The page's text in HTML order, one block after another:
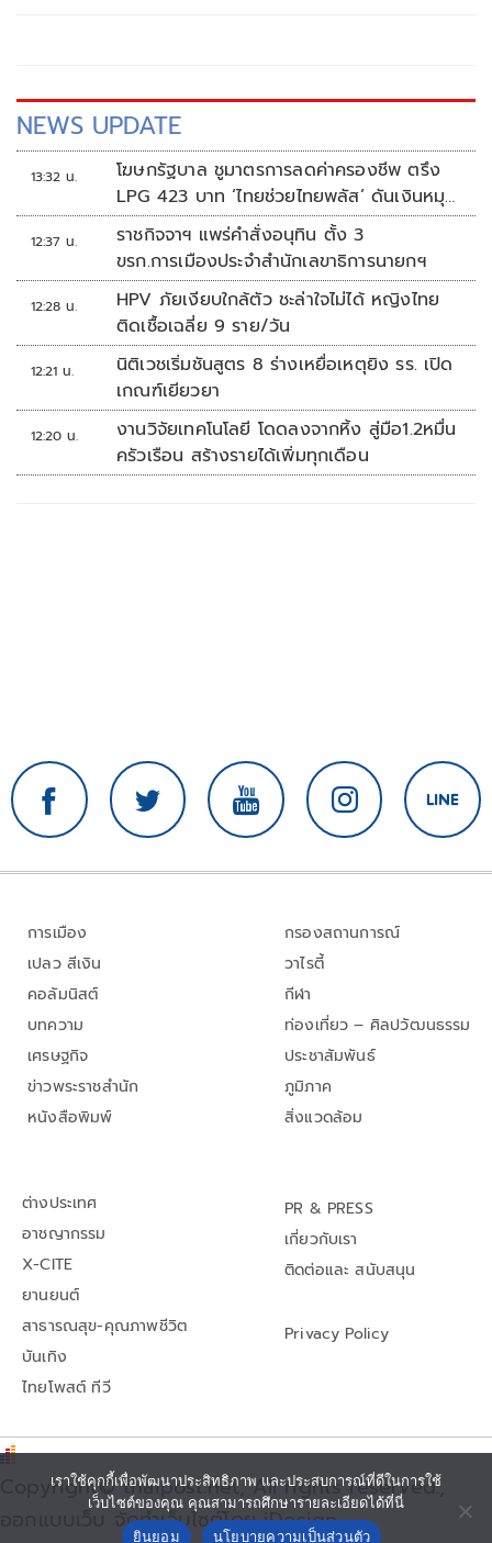
NEWS UPDATE
13:32 น.
โฆษกรัฐบาล ชูมาตรการลดค่าครองชีพ ตรึง
LPG 423 บาท ‘ไทยช่วยไทยพลัส’ ดันเงินหมุน
แสนล้าน
12:37 น.
ราชกิจจาฯ แพร่คำสั่งอนุทิน ตั้ง 3
ขรก.การเมืองประจำสำนักเลขาธิการนายกฯ
12:28 น.
HPV ภัยเงียบใกล้ตัว ชะล่าใจไม่ได้ หญิงไทย
ติดเชื้อเฉลี่ย 9 ราย/วัน
12:21 น.
นิติเวชเริ่มชันสูตร 8 ร่างเหยื่อเหตุยิง รร. เปิด
เกณฑ์เยียวยา
12:20 น.
งานวิจัยเทคโนโลยี โดดลงจากหิ้ง สู่มือ1.2หมื่น
ครัวเรือน สร้างรายได้เพิ่มทุกเดือน
การเมือง
เปลว สีเงิน
คอลัมนิสต์
บทความ
เศรษฐกิจ
ข่าวพระราชสำนัก
หนังสือพิมพ์
กรองสถานการณ์
วาไรตี้
กีฬา
ท่องเที่ยว – ศิลปวัฒนธรรม
ประชาสัมพันธ์
ภูมิภาค
สิ่งแวดล้อม
ต่างประเทศ
อาชญากรรม
X-CITE
ยานยนต์
สาธารณสุข-คุณภาพชีวิต
บันเทิง
ไทยโพสต์ ทีวี
PR & PRESS
เกี่ยวกับเรา
ติดต่อและ สนับสนุน
Privacy Policy
Copyright© thaipost.net, All rights reserved.,
ออกแบบเว็บ จัดทำเว็บไซต์โดย iDesign
เราใช้คุกกี้เพื่อพัฒนาประสิทธิภาพ และประสบการณ์ที่ดีในการใช้
เว็บไซต์ของคุณ คุณสามารถศึกษารายละเอียดได้ที่นี่
ยินยอม
นโยบายความเป็นส่วนตัว